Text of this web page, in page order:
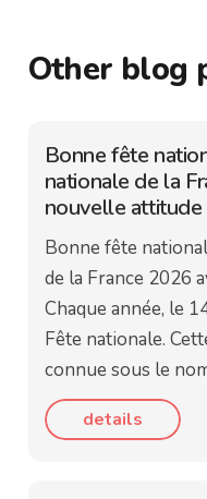
Other blog
Bonne fête
nationale de la
nouvelle attitude
Bonne fête
de la France 2026
Chaque année, le
Fête nationale.
connue sous le
details